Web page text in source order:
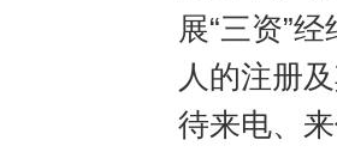
展“三资”
人的注册
待来电、